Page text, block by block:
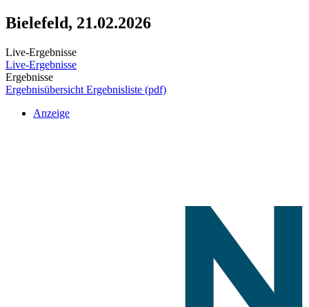
Bielefeld, 21.02.2026
Live-Ergebnisse
Live-Ergebnisse
Ergebnisse
Ergebnisübersicht Ergebnisliste (pdf)
Anzeige